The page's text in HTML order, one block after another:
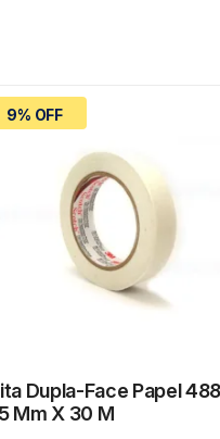
9% OFF
Dupla-Face Papel
Mm X 30 M